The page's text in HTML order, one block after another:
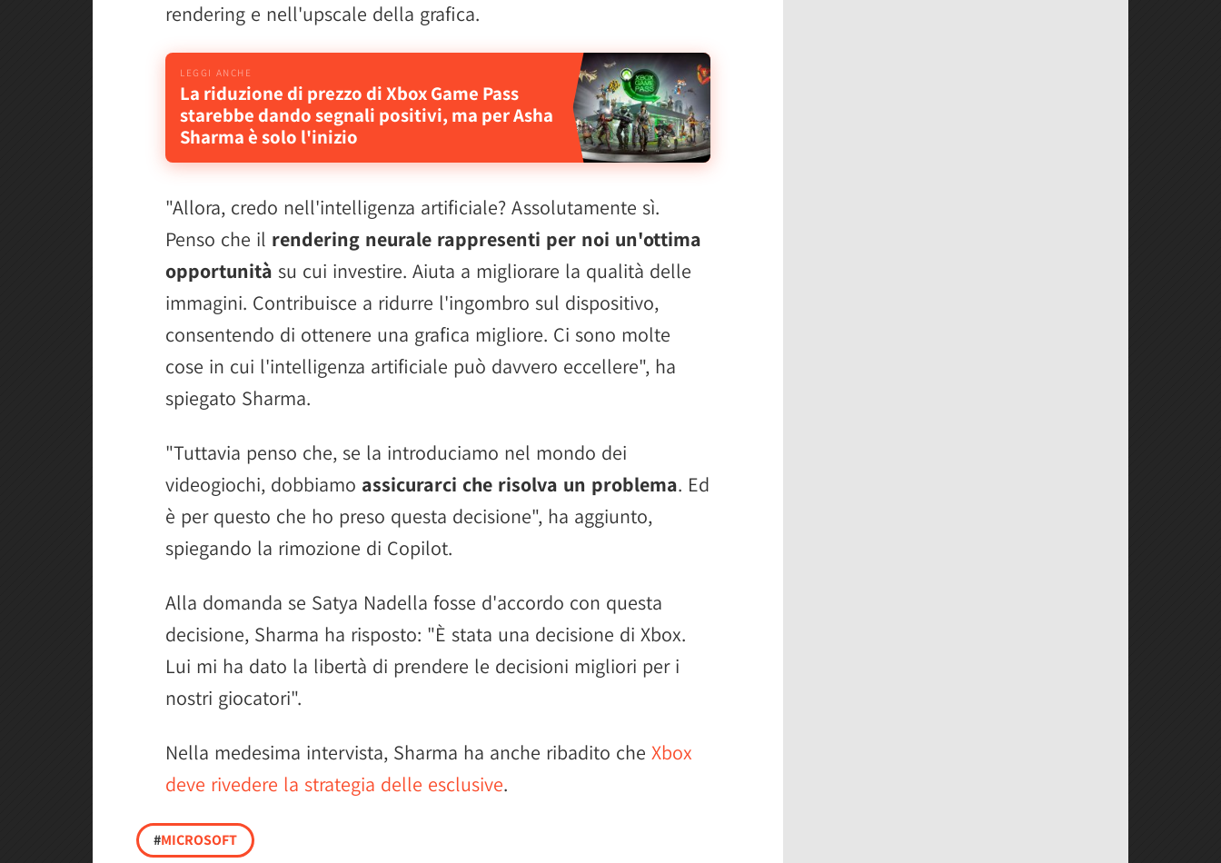
rendering e nell'upscale della grafica.
La riduzione di prezzo di Xbox Game Pass
starebbe dando segnali positivi, ma per Asha
Sharma è solo l'inizio
"Allora, credo nell'intelligenza artificiale? Assolutamente sì.
Penso che il rendering neurale rappresenti per noi un'ottima
opportunità su cui investire. Aiuta a migliorare la qualità delle
immagini. Contribuisce a ridurre l'ingombro sul dispositivo,
consentendo di ottenere una grafica migliore. Ci sono molte
cose in cui l'intelligenza artificiale può davvero eccellere", ha
spiegato Sharma.
"Tuttavia penso che, se la introduciamo nel mondo dei
videogiochi, dobbiamo assicurarci che risolva un problema. Ed
è per questo che ho preso questa decisione", ha aggiunto,
spiegando la rimozione di Copilot.
Alla domanda se Satya Nadella fosse d'accordo con questa
decisione, Sharma ha risposto: "È stata una decisione di Xbox.
Lui mi ha dato la libertà di prendere le decisioni migliori per i
nostri giocatori".
Nella medesima intervista, Sharma ha anche ribadito che Xbox
deve rivedere la strategia delle esclusive.
#MICROSOFT